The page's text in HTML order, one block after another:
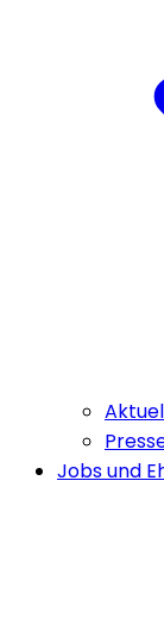
Jobs und